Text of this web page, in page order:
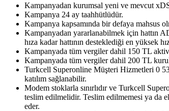
Kampanyadan kurumsal yeni ve mevcut​
Kampanya 24 ay taahhütlüdür.
Kampanya kapsamında bir defaya mahsus
Kampanyadan yararlanabilmek için hattın
hıza kadar hattının desteklediği en yüksek
Kampanyada tüm vergiler dahil 150 TL
Kampanyada tüm vergiler dahil 200 TL
Turkcell Superonline Müşteri Hizmetleri 0
katılım sağlanabilir.
Modem stoklarla sınırlıdır ve Turkcell
teslim edilmelidir. Teslim edilmemesi ya da
eder.